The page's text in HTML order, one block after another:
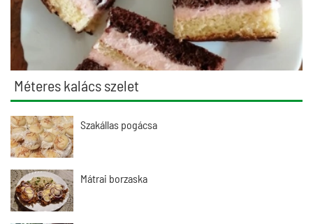
Méteres kalács szelet
Szakállas pogácsa
Mátrai borzaska